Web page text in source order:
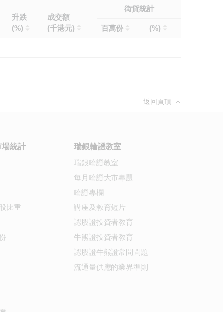
升跌
(%)
成交額
(千港元)
街貨統計
百萬份 (%)
返回頁頂
場統計
比重
瑞銀輪證教室
瑞銀輪證教室
每月輪證大市專題
輪證專欄
講座及教育短片
認股證投資者教育
牛熊證投資者教育
認股證牛熊證常問問題
流通量供應的業界準則